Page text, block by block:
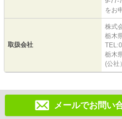
をお
取扱会社
株式
栃木
栃木
(公社
メールでお問い